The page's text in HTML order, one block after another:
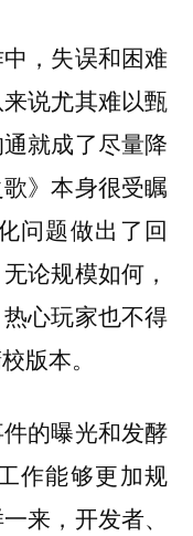
，失误和困难
说尤其难以甄
就成了尽量降
》本身很受瞩
问题做出了回
论规模如何，
心玩家也不得
版本。
的曝光和发酵
作能够更加规
来，开发者、